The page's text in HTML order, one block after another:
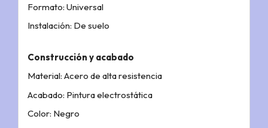
Formato: Universal
Instalación: De suelo
Construcción y acabado
Material: Acero de alta resistencia
Acabado: Pintura electrostática
Color: Negro